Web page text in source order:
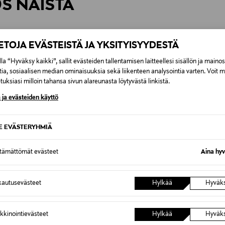
EVÄSTEISTÄ JA YKSITYISYYDESTÄ
“Hyväksy kaikki”, sallit evästeiden tallentamisen laitteellesi sisällön ja
sosiaalisen median ominaisuuksia sekä liikenteen analysointia varten. Voit
milloin tahansa sivun alareunasta löytyvästä linkistä.
ja evästeiden käyttö
EVÄSTERYHMIÄ
evästeet Aina
Hylkää
Hylkää
Alk. 6,90 €, kun toimitus on
NÄISTÄ
ETUKUPONKITUOTE
ALE
FILIPPA